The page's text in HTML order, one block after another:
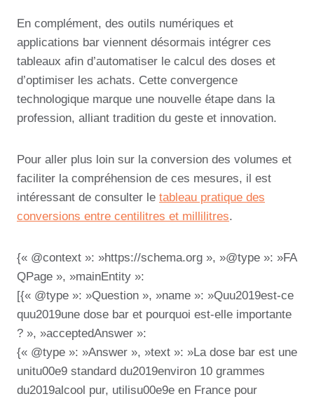
En complément, des outils numériques et
applications bar viennent désormais intégrer ces
tableaux afin d’automatiser le calcul des doses et
d’optimiser les achats. Cette convergence
technologique marque une nouvelle étape dans la
profession, alliant tradition du geste et innovation.
Pour aller plus loin sur la conversion des volumes et
faciliter la compréhension de ces mesures, il est
intéressant de consulter le tableau pratique des
conversions entre centilitres et millilitres.
{« @context »: »https://schema.org », »@type »: »FA
QPage », »mainEntity »:
[{« @type »: »Question », »name »: »Quu2019est-ce
quu2019une dose bar et pourquoi est-elle importante
? », »acceptedAnswer »:
{« @type »: »Answer », »text »: »La dose bar est une
unitu00e9 standard du2019environ 10 grammes
du2019alcool pur, utilisu00e9e en France pour